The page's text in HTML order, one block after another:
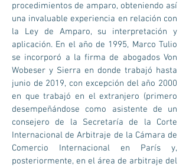
procedimientos de amparo, obteniendo así
una invaluable experiencia en relación con
la Ley de Amparo, su interpretación y
aplicación. En el año de 1995, Marco Tulio
se incorporó a la firma de abogados Von
Wobeser y Sierra en donde trabajó hasta
junio de 2019, con excepción del año 2000
en que trabajó en el extranjero (primero
desempeñándose como asistente de un
consejero de la Secretaría de la Corte
Internacional de Arbitraje de la Cámara de
Comercio Internacional en París y,
posteriormente, en el área de arbitraje del